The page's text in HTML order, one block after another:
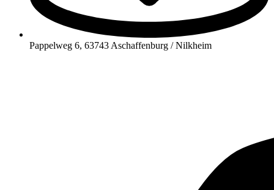
Pappelweg 6, 63743 Aschaffenburg / Nilkheim